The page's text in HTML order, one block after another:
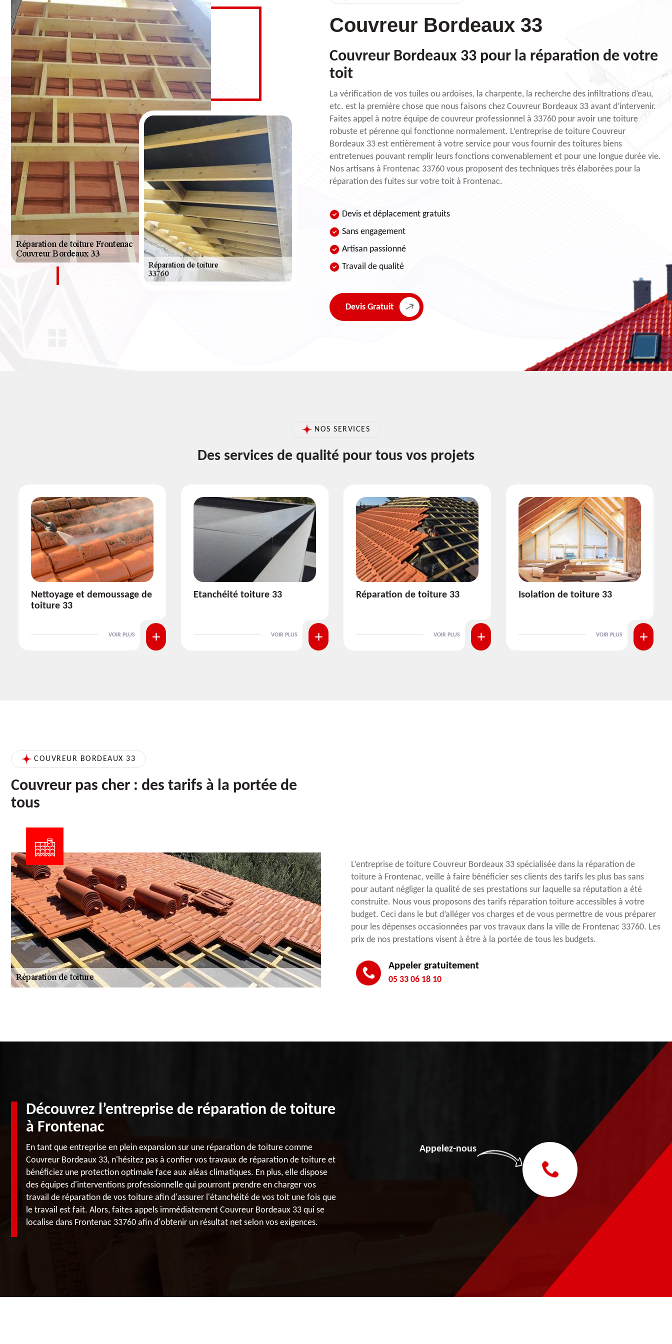
Couvreur Bordeaux 33
Couvreur Bordeaux 33 pour la réparation de votre
toit
La vérification de vos tuiles ou ardoises, la charpente, la recherche des infiltrations d’eau,
etc. est la première chose que nous faisons chez Couvreur Bordeaux 33 avant d’intervenir.
Faites appel à notre équipe de couvreur professionnel à 33760 pour avoir une toiture
robuste et pérenne qui fonctionne normalement. L’entreprise de toiture Couvreur
Bordeaux 33 est entièrement à votre service pour vous fournir des toitures biens
entretenues pouvant remplir leurs fonctions convenablement et pour une longue durée vie.
Nos artisans à Frontenac 33760 vous proposent des techniques très élaborées pour la
réparation des fuites sur votre toit à Frontenac.
Devis et déplacement gratuits
Sans engagement
Artisan passionné
Travail de qualité
Devis Gratuit
NOS SERVICES
Des services de qualité pour tous vos projets
Etanchéité toiture 33
VOIR PLUS
Réparation de toiture 33
VOIR PLUS
Isolation de toiture 33
VOIR PLUS
Pose et nettoyage de
VOIR PLUS
COUVREUR BORDEAUX 33
Couvreur pas cher : des tarifs à la portée de
tous
L’entreprise de toiture Couvreur Bordeaux 33 spécialisée dans la réparation de
toiture à Frontenac, veille à faire bénéficier ses clients des tarifs les plus bas sans
pour autant négliger la qualité de ses prestations sur laquelle sa réputation a été
construite. Nous vous proposons des tarifs réparation toiture accessibles à votre
budget. Ceci dans le but d’alléger vos charges et de vous permettre de vous préparer
pour les dépenses occasionnées par vos travaux dans la ville de Frontenac 33760. Les
prix de nos prestations visent à être à la portée de tous les budgets.
Appeler gratuitement
05 33 06 18 10
Découvrez l’entreprise de réparation de toiture
à Frontenac
En tant que entreprise en plein expansion sur une réparation de toiture comme
Couvreur Bordeaux 33, n'hésitez pas à confier vos travaux de réparation de toiture et
bénéficiez une protection optimale face aux aléas climatiques. En plus, elle dispose
des équipes d'interventions professionnelle qui pourront prendre en charger vos
travail de réparation de vos toiture afin d'assurer l'étanchéité de vos toit une fois que
le travail est fait. Alors, faites appels immédiatement Couvreur Bordeaux 33 qui se
localise dans Frontenac 33760 afin d'obtenir un résultat net selon vos exigences.
Appelez-nous